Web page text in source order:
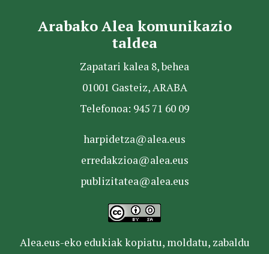
Arabako Alea komunikazio
taldea
Zapatari kalea 8, behea
01001 Gasteiz, ARABA
Telefonoa: 945 71 60 09
harpidetza@alea.eus
erredakzioa@alea.eus
publizitatea@alea.eus
Alea.eus-eko edukiak kopiatu, moldatu, zabaldu